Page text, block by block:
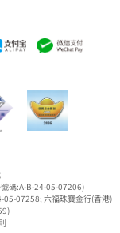
碼:A-B-24-05-07206)
05-07258; 六福珠寶金行(香港)